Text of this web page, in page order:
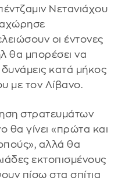
Νετανιάχου
οι έντονες
θα μπορέσει να
κατά μήκος
με τον Λίβανο.
στρατευμάτων
θα γίνει «πρώτα και
αλλά θα
εκτοπισμένους
πίσω στα σπίτια